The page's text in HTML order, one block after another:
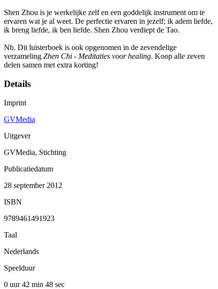
Shen Zhou is je werkelijke zelf en een goddelijk instrument om te
ervaren wat je al weet. De perfectie ervaren in jezelf; ik adem liefde,
ik breng liefde, ik ben liefde. Shen Zhou verdiept de Tao.
Nb. Dit luisterboek is ook opgenomen in de zevendelige
verzameling Zhen Chi - Meditaties voor healing. Koop alle zeven
delen samen met extra korting!
Details
Imprint
GVMedia
Uitgever
GVMedia, Stichting
Publicatiedatum
28 september 2012
ISBN
9789461491923
Taal
Nederlands
Speelduur
0 uur 42 min 48 sec